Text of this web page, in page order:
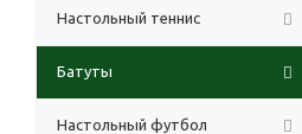
Настольный теннис
Батуты
Настольный футбол